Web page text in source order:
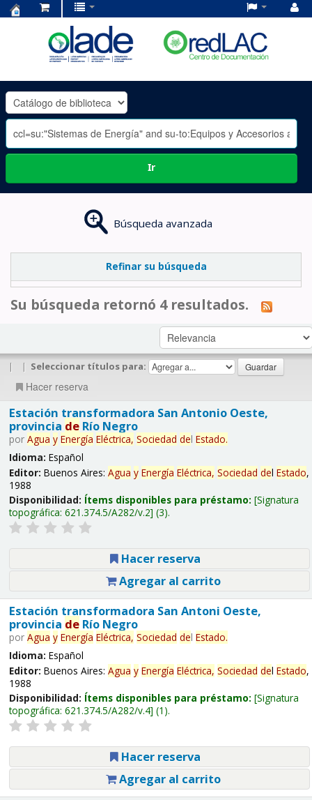
OLADE
-
Ir
Búsqueda avanzada
Refinar su búsqueda
Su búsqueda retornó 4 resultados.
| | Seleccionar títulos para:
Hacer reserva
Estación transformadora San Antonio Oeste,
provincia deRío Negro
por Agua y Energía Eléctrica, Sociedad del Estado.
Idioma: Español
Editor: Buenos Aires: Agua y Energía Eléctrica, Sociedad del Estado,
1988
Disponibilidad: Ítems disponibles para préstamo: Signatura
topográfica: 621.374.5/A282/v.2 (3).
Hacer reserva
Agregar al carrito
Estación transformadora San Antoni Oeste,
provincia deRío Negro
por Agua y Energía Eléctrica, Sociedad del Estado.
Idioma: Español
Editor: Buenos Aires: Agua y Energía Eléctrica, Sociedad del Estado,
1988
Disponibilidad: Ítems disponibles para préstamo: Signatura
topográfica: 621.374.5/A282/v.4 (1).
Hacer reserva
Agregar al carrito